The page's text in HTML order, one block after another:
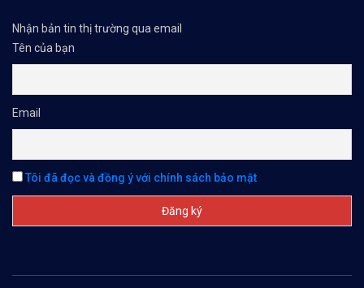
Nhận bản tin thị trường qua email
Tên của bạn
Email
Tôi đã đọc và đồng ý với chính sách bảo mật